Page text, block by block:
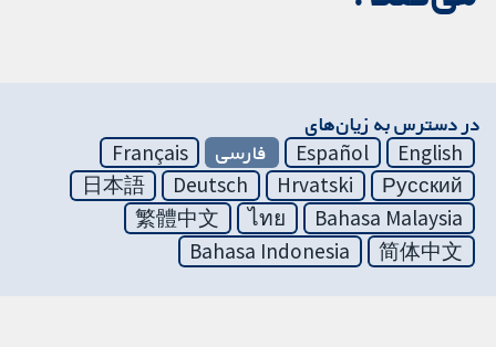
در دسترس به زیان‌های
English
Español فارسی
Français
Русский
Hrvatski
Deutsch
日本語
Bahasa Malaysia
ไทย
繁體中文
简体中文
Bahasa Indonesia